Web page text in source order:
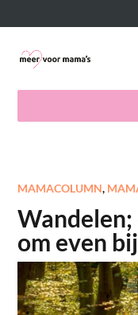
MAMACOLUMN,
om even